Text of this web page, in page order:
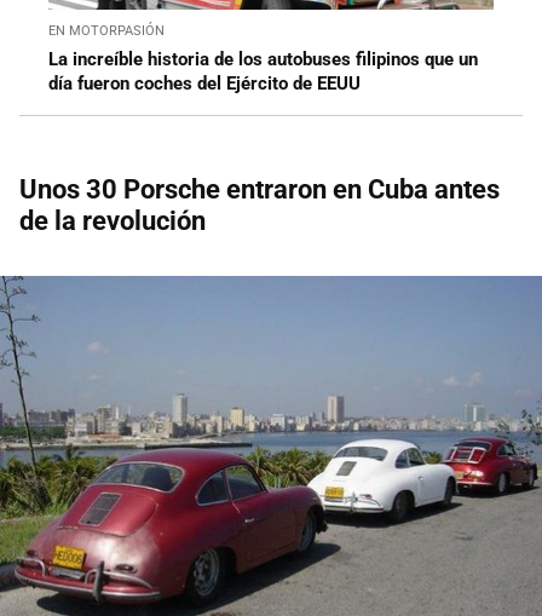
EN MOTORPASIÓN
La increíble historia de los autobuses filipinos que un
día fueron coches del Ejército de EEUU
Unos 30 Porsche entraron en Cuba antes
de la revolución